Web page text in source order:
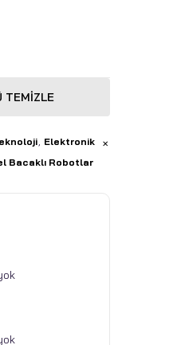
TEMIZLE
Elektronik
Bacaklı Robotlar
✕